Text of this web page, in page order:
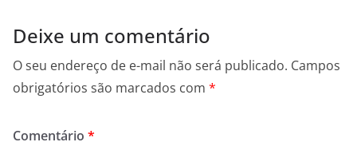
Deixe um comentário
O seu endereço de e-mail não será publicado. Campos
obrigatórios são marcados com *
Comentário *